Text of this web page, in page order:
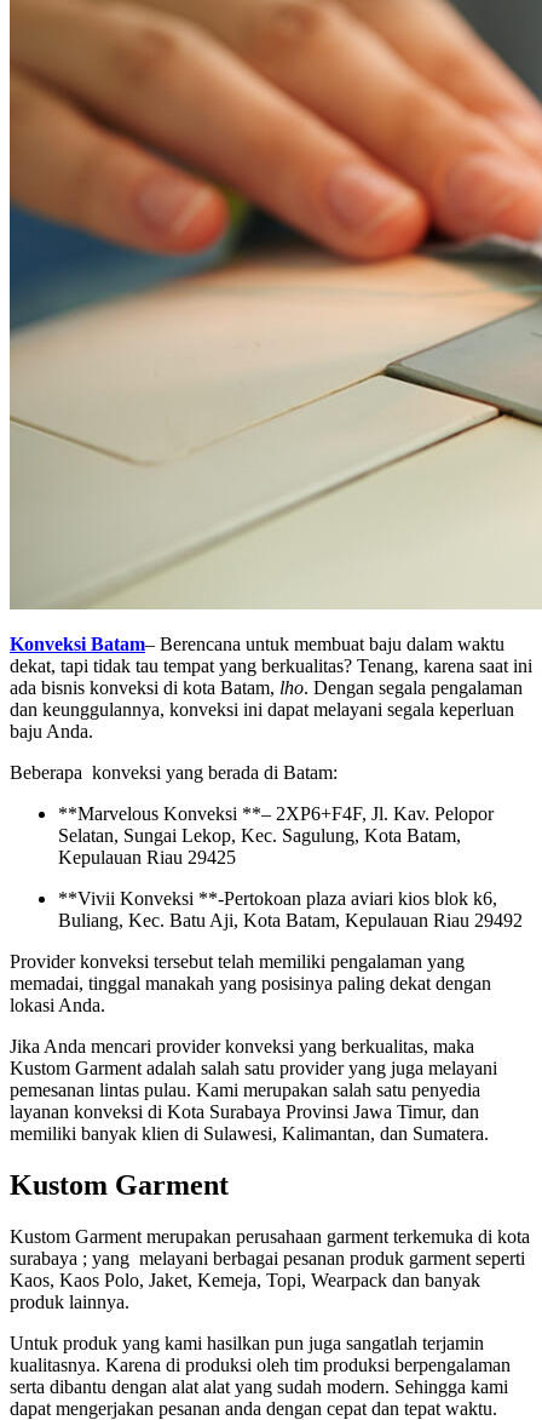
Konveksi Batam– Berencana untuk membuat baju dalam waktu
dekat, tapi tidak tau tempat yang berkualitas? Tenang, karena saat ini
ada bisnis konveksi di kota Batam, lho. Dengan segala pengalaman
dan keunggulannya, konveksi ini dapat melayani segala keperluan
baju Anda.
Beberapa konveksi yang berada di Batam:
**Marvelous Konveksi **– 2XP6+F4F, Jl. Kav. Pelopor
Selatan, Sungai Lekop, Kec. Sagulung, Kota Batam,
Kepulauan Riau 29425
**Vivii Konveksi **-Pertokoan plaza aviari kios blok k6,
Buliang, Kec. Batu Aji, Kota Batam, Kepulauan Riau 29492
Provider konveksi tersebut telah memiliki pengalaman yang
memadai, tinggal manakah yang posisinya paling dekat dengan
lokasi Anda.
Jika Anda mencari provider konveksi yang berkualitas, maka
Kustom Garment adalah salah satu provider yang juga melayani
pemesanan lintas pulau. Kami merupakan salah satu penyedia
layanan konveksi di Kota Surabaya Provinsi Jawa Timur, dan
memiliki banyak klien di Sulawesi, Kalimantan, dan Sumatera.
Kustom Garment
Kustom Garment merupakan perusahaan garment terkemuka di kota
surabaya ; yang melayani berbagai pesanan produk garment seperti
Kaos, Kaos Polo, Jaket, Kemeja, Topi, Wearpack dan banyak
produk lainnya.
Untuk produk yang kami hasilkan pun juga sangatlah terjamin
kualitasnya. Karena di produksi oleh tim produksi berpengalaman
serta dibantu dengan alat alat yang sudah modern. Sehingga kami
dapat mengerjakan pesanan anda dengan cepat dan tepat waktu.